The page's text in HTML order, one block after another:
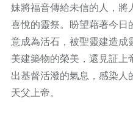
妹將福音傳給未信的人，將
喜悅的靈祭。盼望藉著今日
意成為活石，被聖靈建造成
美建築物的榮美，還見証
出基督活潑的氣息，感染人
天父上帝。